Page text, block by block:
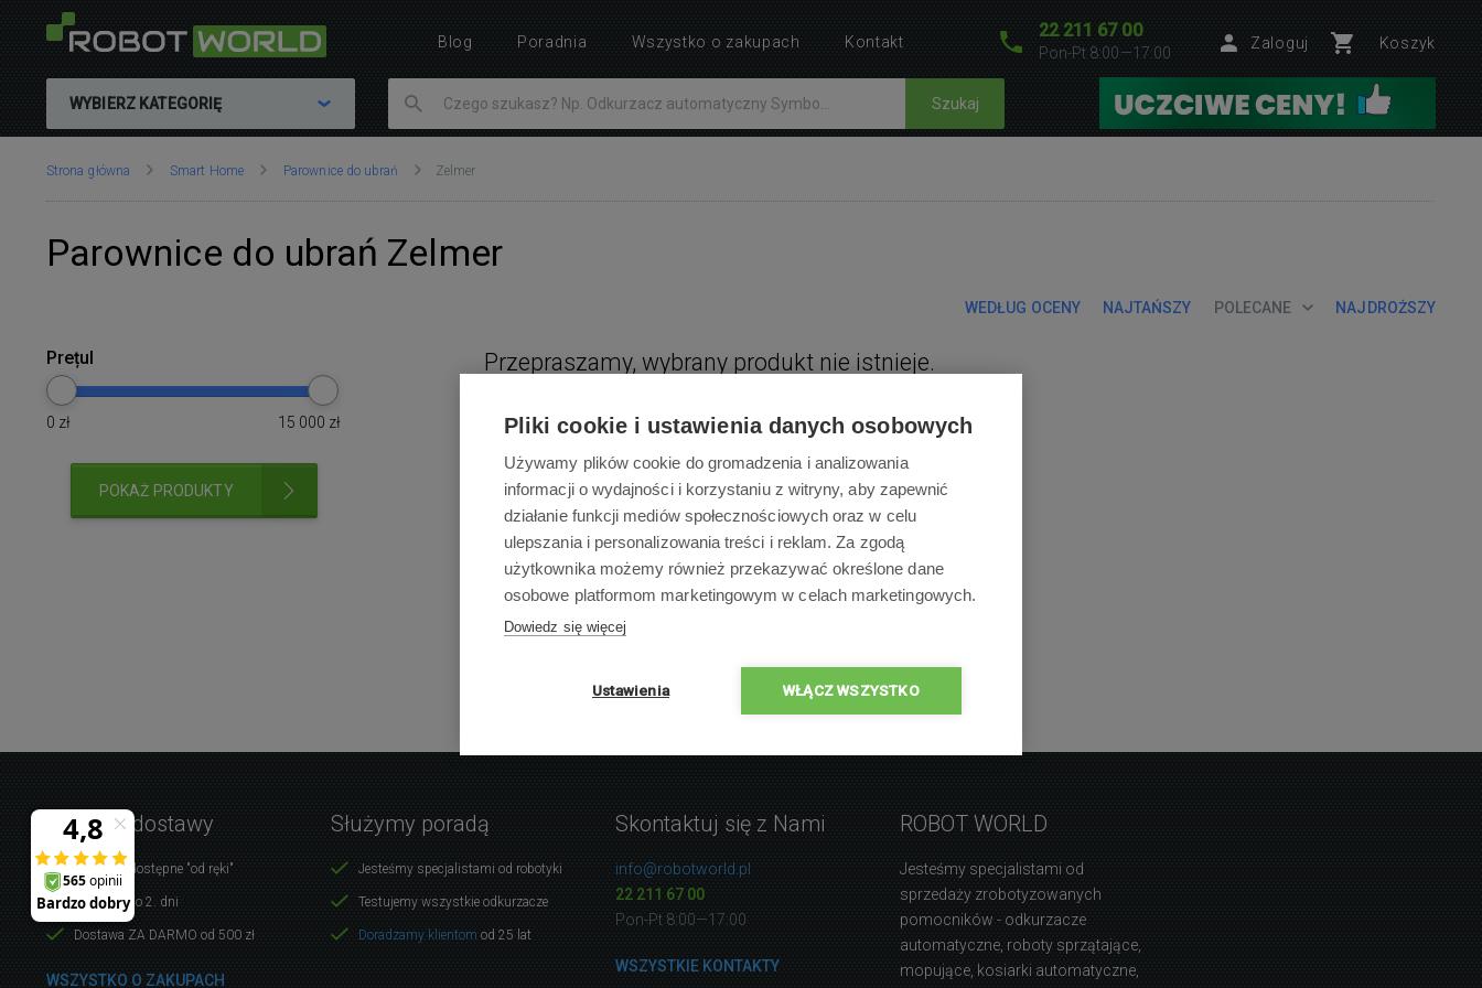
22 211 67 00
Pon-Pt 8:00—17:00
Zaloguj Koszyk
WYBIERZ KATEGORIĘ Szukaj
Znajdujesz
Strona główna Smart Home Parownice do ubrań Zelmer
Parownice do ubrań Zelmer
WEDŁUG OCENY NAJTAŃSZY POLECANE NAJDROŻSZY
Przepraszamy, wybrany produkt nie istnieje.
Prețul
0 zł 15 000 zł
POKAŻ PRODUKTY
Blog Poradnia Wszystko o zakupach Kontakt
Warunki dostawy
Produkty dostępne "od ręki"
Dostawa do 2. dni
Dostawa ZA DARMO od 500 zł
WSZYSTKO O ZAKUPACH
Służymy poradą
Jesteśmy specjalistami od robotyki
Testujemy wszystkie odkurzacze
Doradzamy klientom od 25 lat
Skontaktuj się z Nami
info@robotworld.pl
22 211 67 00
Pon-Pt 8:00—17:00
WSZYSTKIE KONTAKTY
ROBOT WORLD
Jesteśmy specjalistami od
sprzedaży zrobotyzowanych
pomocników - odkurzacze
automatyczne, roboty sprzątające,
mopujące, kosiarki automatyczne,
Pliki cookie i ustawienia danych osobowych
Używamy plików cookie do gromadzenia i analizowania
informacji o wydajności i korzystaniu z witryny, aby zapewnić
działanie funkcji mediów społecznościowych oraz w celu
ulepszania i personalizowania treści i reklam. Za zgodą
użytkownika możemy również przekazywać określone dane
osobowe platformom marketingowym w celach marketingowych.
Dowiedz się więcej
Ustawienia WŁĄCZ WSZYSTKO